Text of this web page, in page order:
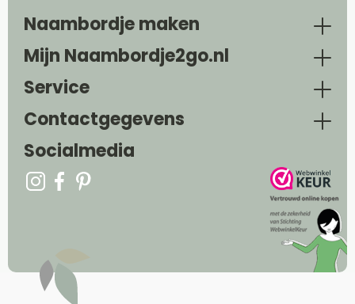
Naambordje maken
Mijn Naambordje2go.nl
Service
Contactgegevens
Socialmedia